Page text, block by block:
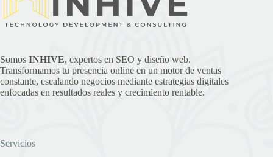
Somos INHIVE, expertos en SEO y diseño web.
Transformamos tu presencia online en un motor de ventas
constante, escalando negocios mediante estrategias digitales
enfocadas en resultados reales y crecimiento rentable.
Servicios